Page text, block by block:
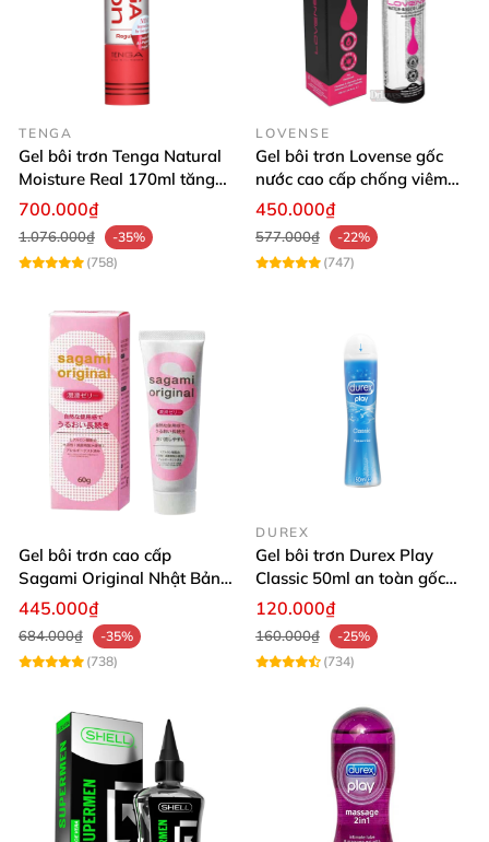
TENGA
Gel bôi trơn Tenga Natural
Moisture Real 170ml tăng
ẩm tự nhiên
700.000₫
1.076.000₫
-35%
(758)
LOVENSE
Gel bôi trơn Lovense gốc
nước cao cấp chống viêm
nhiễm vùng kín
450.000₫
577.000₫
-22%
(747)
Gel bôi trơn cao cấp
Sagami Original Nhật Bản
an toàn dịu nhẹ
445.000₫
684.000₫
-35%
(738)
DUREX
Gel bôi trơn Durex Play
Classic 50ml an toàn gốc
nước tăng độ ẩm
120.000₫
160.000₫
-25%
(734)